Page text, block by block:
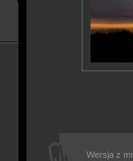
Wersja z